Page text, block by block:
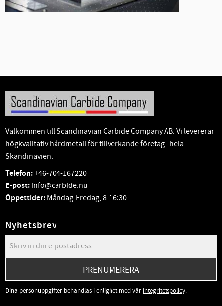
Välkommen till Scandinavian Carbide Company AB. Vi levererar
högkvalitativ hårdmetall för tillverkande företag i hela
Skandinavien.
Telefon:+46-704-167220
E-post: info@carbide.nu
Öppettider: Måndag-Fredag, 8-16:30
Nyhetsbrev
PRENUMERERA
Dina personuppgifter behandlas i enlighet med vår integritetspolicy.